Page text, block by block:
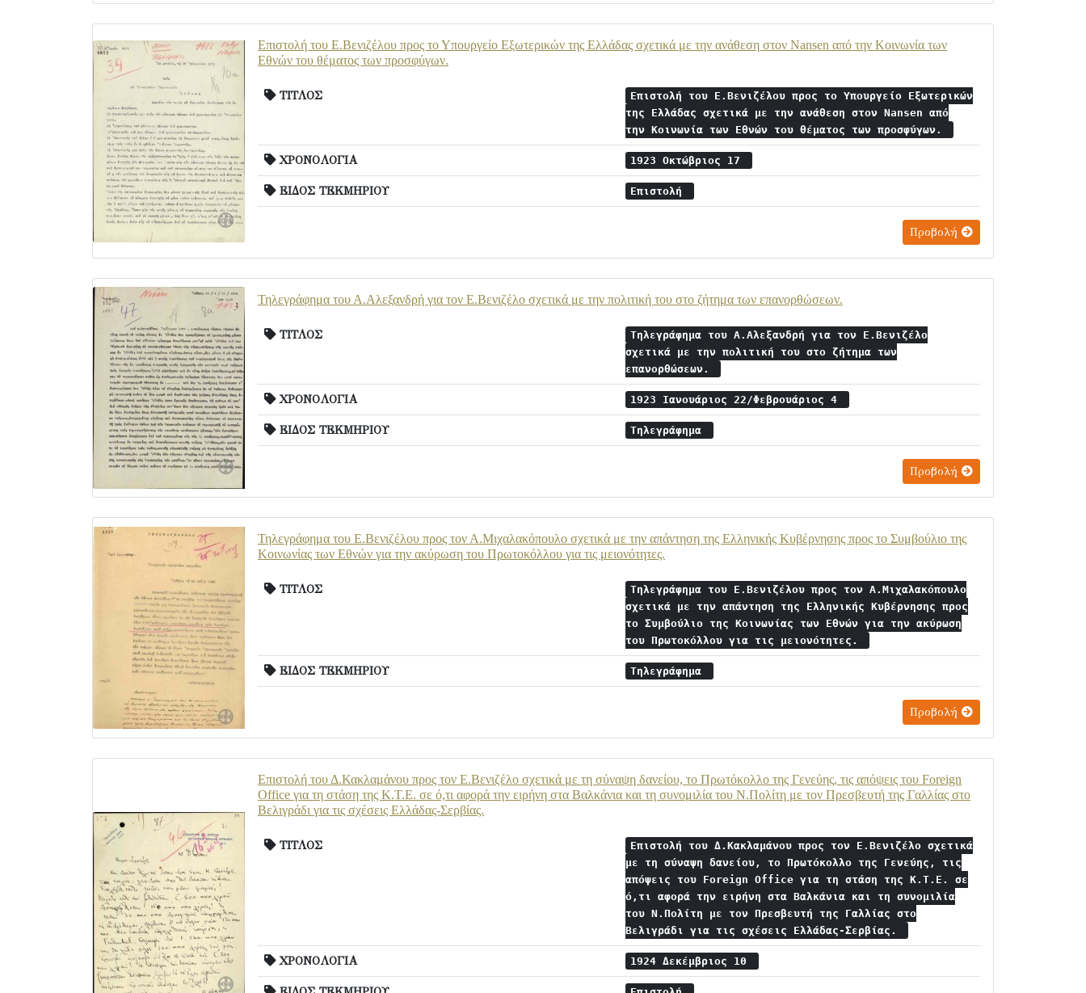
Επιστολή του Ε.Βενιζέλου προς το Υπουργείο Εξωτερικών της Ελλάδας σχετικά με την ανάθεση στον Nansen από την Κοινωνία των
Εθνών του θέματος των προσφύγων.
ΤΙΤΛΟΣ
Επιστολή του Ε.Βενιζέλου προς το Υπουργείο Εξωτερικών
της Ελλάδας σχετικά με την ανάθεση στον Nansen από
την Κοινωνία των Εθνών του θέματος των προσφύγων.
ΧΡΟΝΟΛΟΓΙΑ 1923 Οκτώβριος 17
ΕΙΔΟΣ ΤΕΚΜΗΡΙΟΥ Επιστολή
Προβολή
Τηλεγράφημα του Α.Αλεξανδρή για τον Ε.Βενιζέλο σχετικά με την πολιτική του στο ζήτημα των επανορθώσεων.
ΤΙΤΛΟΣ
Τηλεγράφημα του Α.Αλεξανδρή για τον Ε.Βενιζέλο
σχετικά με την πολιτική του στο ζήτημα των
επανορθώσεων.
ΧΡΟΝΟΛΟΓΙΑ 1923 Ιανουάριος 22/Φεβρουάριος 4
ΕΙΔΟΣ ΤΕΚΜΗΡΙΟΥ Τηλεγράφημα
Προβολή
Τηλεγράφημα του Ε.Βενιζέλου προς τον Α.Μιχαλακόπουλο σχετικά με την απάντηση της Ελληνικής Κυβέρνησης προς το Συμβούλιο της
Κοινωνίας των Εθνών για την ακύρωση του Πρωτοκόλλου για τις μειονότητες.
ΤΙΤΛΟΣ
Τηλεγράφημα του Ε.Βενιζέλου προς τον Α.Μιχαλακόπουλο
σχετικά με την απάντηση της Ελληνικής Κυβέρνησης προς
το Συμβούλιο της Κοινωνίας των Εθνών για την ακύρωση
του Πρωτοκόλλου για τις μειονότητες.
ΕΙΔΟΣ ΤΕΚΜΗΡΙΟΥ Τηλεγράφημα
Προβολή
Επιστολή του Δ.Κακλαμάνου προς τον Ε.Βενιζέλο σχετικά με τη σύναψη δανείου, το Πρωτόκολλο της Γενεύης, τις απόψεις του Foreign
Office για τη στάση της Κ.Τ.Ε. σε ό,τι αφορά την ειρήνη στα Βαλκάνια και τη συνομιλία του Ν.Πολίτη με τον Πρεσβευτή της Γαλλίας στο
Βελιγράδι για τις σχέσεις Ελλάδας-Σερβίας.
ΤΙΤΛΟΣ
Επιστολή του Δ.Κακλαμάνου προς τον Ε.Βενιζέλο σχετικά
με τη σύναψη δανείου, το Πρωτόκολλο της Γενεύης, τις
απόψεις του Foreign Office για τη στάση της Κ.Τ.Ε. σε
ό,τι αφορά την ειρήνη στα Βαλκάνια και τη συνομιλία
του Ν.Πολίτη με τον Πρεσβευτή της Γαλλίας στο
Βελιγράδι για τις σχέσεις Ελλάδας-Σερβίας.
ΧΡΟΝΟΛΟΓΙΑ 1924 Δεκέμβριος 10